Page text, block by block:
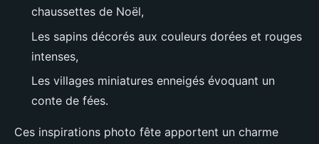
chaussettes de Noël,
Les sapins décorés aux couleurs dorées et rouges
intenses,
Les villages miniatures enneigés évoquant un
conte de fées.
Ces inspirations photo fête apportent un charme